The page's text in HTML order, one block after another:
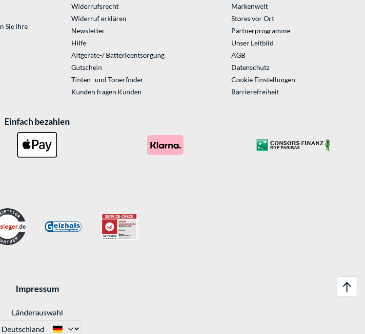
Sie Ihre
Widerrufsrecht
Widerruf erklären
Newsletter
Hilfe
Altgeräte-/ Batterieentsorgung
Gutschein
Tinten- und Tonerfinder
Kunden fragen Kunden
Markenwelt
Stores vor Ort
Partnerprogramme
Unser Leitbild
AGB
Datenschutz
Cookie Einstellungen
Barrierefreiheit
Einfach bezahlen
Impressum
Länderauswahl